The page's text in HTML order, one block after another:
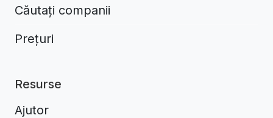
Căutați companii
Prețuri
Resurse
Ajutor